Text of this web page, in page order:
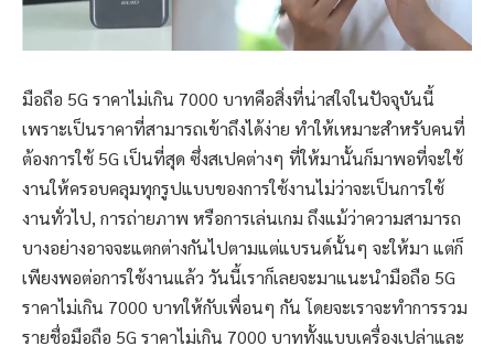
มือถือ 5G ราคาไม่เกิน 7000 บาทคือสิ่งที่น่าสใจในปัจจุบันนี้
เพราะเป็นราคาที่สามารถเข้าถึงได้ง่าย ทำให้เหมาะสำหรับคนที่
ต้องการใช้ 5G เป็นที่สุด ซึ่งสเปคต่างๆ ที่ให้มานั้นก็มาพอที่จะใช้
งานให้ครอบคลุมทุกรูปแบบของการใช้งานไม่ว่าจะเป็นการใช้
งานทั่วไป, การถ่ายภาพ หรือการเล่นเกม ถึงแม้ว่าความสามารถ
บางอย่างอาจจะแตกต่างกันไปตามแต่แบรนด์นั้นๆ จะให้มา แต่ก็
เพียงพอต่อการใช้งานแล้ว วันนี้เราก็เลยจะมาแนะนำมือถือ 5G
ราคาไม่เกิน 7000 บาทให้กับเพื่อนๆ กัน โดยจะเราจะทำการรวม
รายชื่อมือถือ 5G ราคาไม่เกิน 7000 บาททั้งแบบเครื่องเปล่าและ